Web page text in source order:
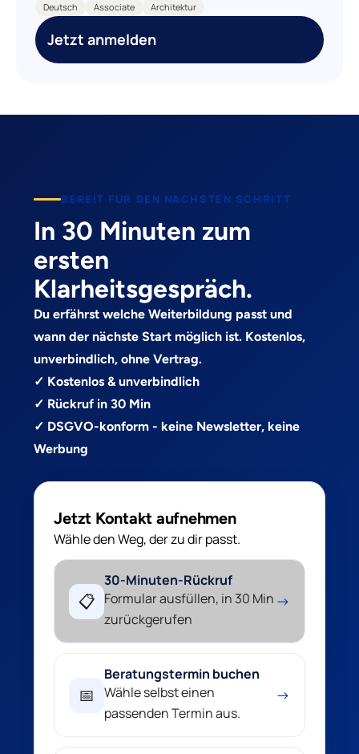
Deutsch Associate Architektur
Jetzt anmelden
BEREIT FUR DEN NACHSTEN SCHRITT
In 30 Minuten zum
ersten
Klarheitsgespräch.
Du erfährst welche Weiterbildung passt und
wann der nächste Start möglich ist. Kostenlos,
unverbindlich, ohne Vertrag.
✓ Kostenlos & unverbindlich
✓ Rückruf in 30 Min
✓ DSGVO-konform - keine Newsletter, keine
Werbung
Jetzt Kontakt aufnehmen
Wähle den Weg, der zu dir passt.
📋
30-Minuten-Rückruf
Formular ausfüllen, in 30 Min
zurückgerufen
→
📅
Beratungstermin buchen
Wähle selbst einen
passenden Termin aus.
→